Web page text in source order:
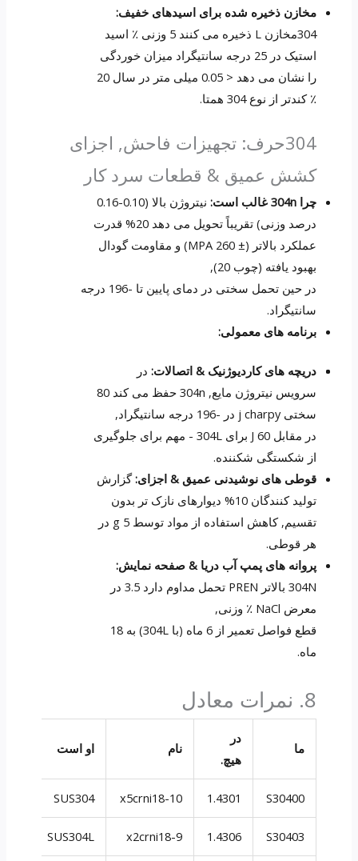
مخازن ذخیره شده برای اسیدهای خفیف:
304مخازن L ذخیره می کنند 5 وزنی ٪ اسید
استیک در 25 درجه سانتیگراد میزان خوردگی
را نشان می دهد < 0.05 میلی متر در سال 20
٪ کندتر از نوع 304 همتا.
304حرف: تجهیزات فاحش, اجزای
کشش عمیق & قطعات سرد کار
چرا 304n غالب است:
نیتروژن بالا (0.10-0.16
درصد وزنی) تقریباً تحویل می دهد 20% قدرت
عملکرد بالاتر (± 260 MPA) و مقاومت گودال
بهبود یافته (چوب 20),
در حین تحمل سختی در دمای پایین تا -196 درجه
سانتیگراد.
برنامه های معمولی:
دریچه های کاردیوژنیک & اتصالات:در
سرویس نیتروژن مایع, 304n حفظ می کند 80
سختی j charpy در -196 درجه سانتیگراد,
در مقابل 60 J برای 304L - مهم برای جلوگیری
از شکستگی شکننده.
قوطی های نوشیدنی عمیق & اجزای:گزارش
تولید کنندگان 10% دیوارهای نازک تر بدون
تقسیم, کاهش استفاده از مواد توسط 5 g در
هر قوطی.
پروانه های پمپ آب دریا & صفحه نمایش:
304N بالاتر PREN تحمل مداوم دارد 3.5 در
معرض NaCl ٪ وزنی,
قطع فواصل تعمیر از 6 ماه (با 304L) به 18
ماه.
8. نمرات معادل
ما
در
هیچ.
نام او است
S30400
1.4301
x5crni18-10
SUS304
S30403
1.4306
x2crni18-9
SUS304L